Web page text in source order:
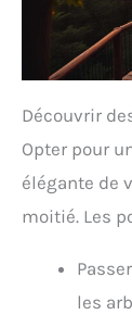
Découvrir
Opter pour
élégante de
moitié. Les
les